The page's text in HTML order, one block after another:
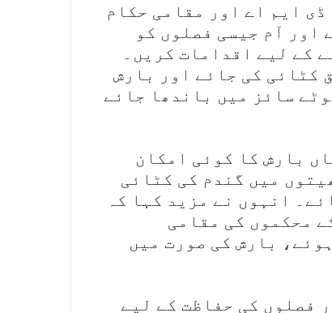
ایم اے اور مقامی حکام
اور آم جیسی فصلوں کو
کے لیے اقدامات کریں۔
کٹائی کی جائے اور بارش
سائز میں باندھا جائے
بارش کا کوئی امکان
میں گندم کی کٹائی
انہوں نے مزید کہا کہ
محکموں کی مقامی
بارش کی صورت میں
فصلوں کی حفاظت کے لیے